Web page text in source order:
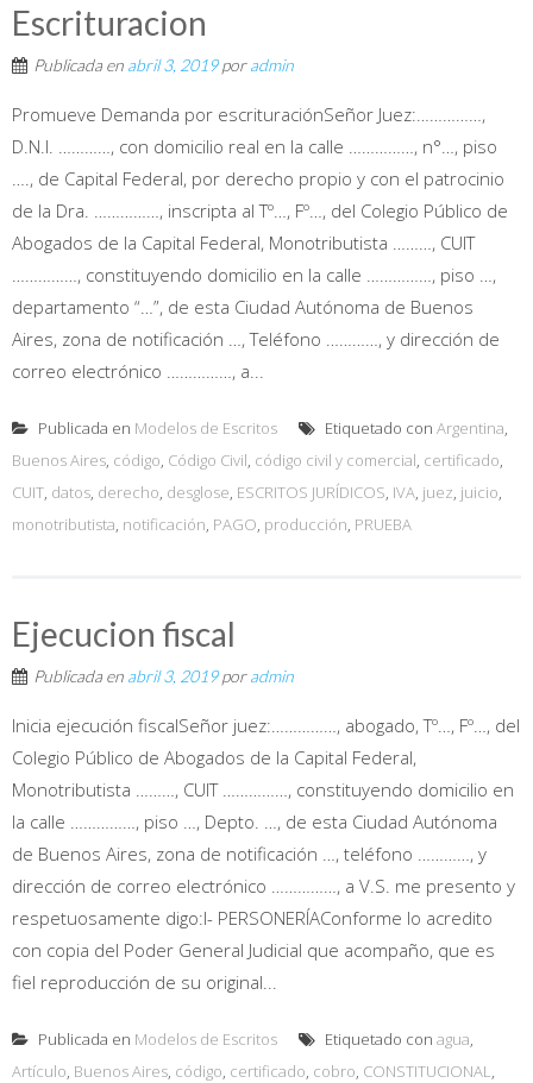
Escrituracion
Publicada en abril 3, 2019poradmin
Promueve Demanda por escrituraciónSeñor Juez:……………,
D.N.I. …………, con domicilio real en la calle ……………, n°…, piso
…., de Capital Federal, por derecho propio y con el patrocinio
de la Dra. ……………, inscripta al Tº…, Fº…, del Colegio Público de
Abogados de la Capital Federal, Monotributista ………, CUIT
……………, constituyendo domicilio en la calle ……………, piso …,
departamento “…”, de esta Ciudad Autónoma de Buenos
Aires, zona de notificación …, Teléfono …………, y dirección de
correo electrónico ……………, a...
Publicada en Modelos de Escritos Etiquetado con Argentina,
Buenos Aires, código, Código Civil, código civil y comercial, certificado,
CUIT, datos, derecho, desglose, ESCRITOS JURÍDICOS, IVA, juez, juicio,
monotributista, notificación, PAGO, producción, PRUEBA
Ejecucion fiscal
Publicada en abril 3, 2019poradmin
Inicia ejecución fiscalSeñor juez:……………, abogado, Tº…, Fº…, del
Colegio Público de Abogados de la Capital Federal,
Monotributista ………, CUIT ……………, constituyendo domicilio en
la calle ……………, piso …, Depto. …, de esta Ciudad Autónoma
de Buenos Aires, zona de notificación …, teléfono …………, y
dirección de correo electrónico ……………, a V.S. me presento y
respetuosamente digo:I- PERSONERÍAConforme lo acredito
con copia del Poder General Judicial que acompaño, que es
fiel reproducción de su original...
Publicada en Modelos de Escritos Etiquetado con agua,
Artículo, Buenos Aires, código, certificado, cobro, CONSTITUCIONAL,